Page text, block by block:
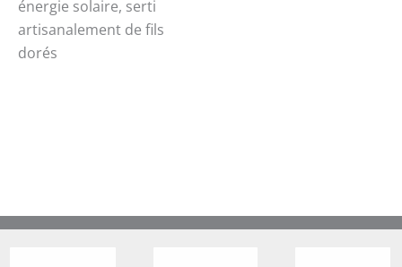
énergie solaire, serti
artisanalement de fils
dorés